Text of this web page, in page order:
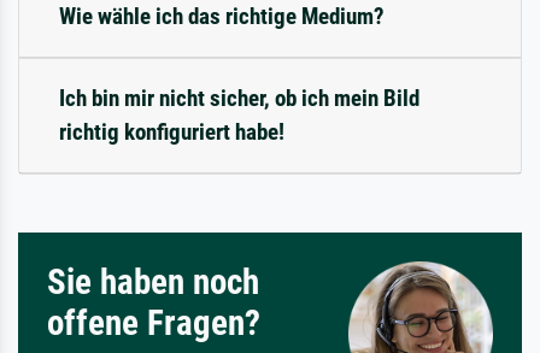
Wie wähle ich das richtige Medium?
Ich bin mir nicht sicher, ob ich mein Bild
richtig konfiguriert habe!
Sie haben noch
offene Fragen?